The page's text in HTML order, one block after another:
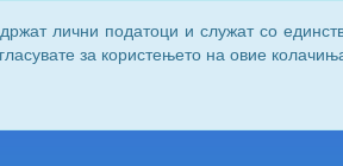
лични податоци и служат со
за користењето на овие